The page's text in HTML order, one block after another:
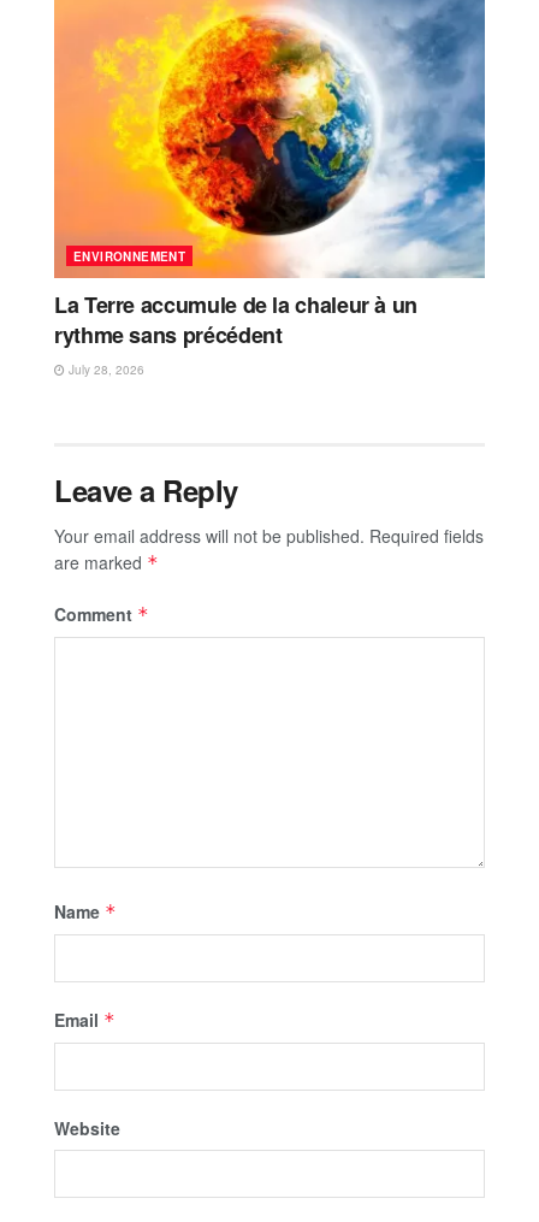
ENVIRONNEMENT
La Terre accumule de la chaleur à un
rythme sans précédent
July 28, 2026
Leave a Reply
Your email address will not be published. Required fields
are marked *
Comment *
Name *
Email *
Website